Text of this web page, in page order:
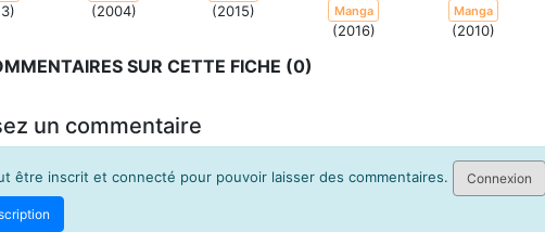
(2004) (2015) Manga
(2016)
Manga
(2010)
SUR CETTE FICHE (0)
un commentaire
être inscrit et connecté pour pouvoir laisser des commentaires. Connexion